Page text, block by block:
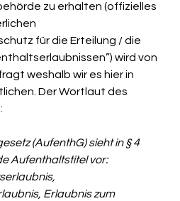
zu erhalten (offizielles
für die Erteilung / die
wird von
weshalb wir es hier in
Der Wortlaut des
(AufenthG) sieht in § 4
Aufenthaltstitel vor:
Erlaubnis zum